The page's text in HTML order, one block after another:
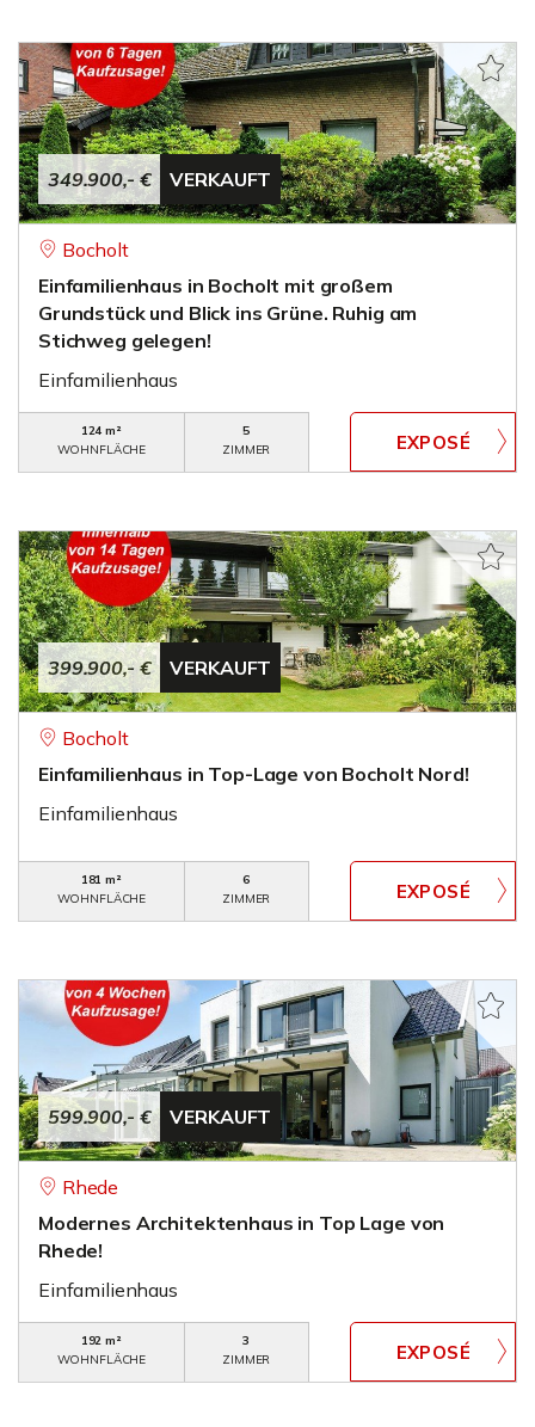
349.900,- € VERKAUFT
Bocholt
Einfamilienhaus in Bocholt mit großem
Grundstück und Blick ins Grüne. Ruhig am
Stichweg gelegen!
Einfamilienhaus
124 m²
WOHNFLÄCHE
5
ZIMMER
399.900,- € VERKAUFT
Bocholt
Einfamilienhaus in Top-Lage von Bocholt Nord!
Einfamilienhaus
181 m²
WOHNFLÄCHE
6
ZIMMER
599.900,- € VERKAUFT
Rhede
Modernes Architektenhaus in Top Lage von
Rhede!
Einfamilienhaus
192 m²
WOHNFLÄCHE
3
ZIMMER